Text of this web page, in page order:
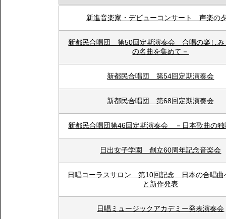
新進音楽家・デビューコンサート 声楽の
新都民合唱団 第50回定期演奏会 合唱の楽しみ
の名曲を集めて－
新都民合唱団 第54回定期演奏会
新都民合唱団 第68回定期演奏会
新都民合唱団第46回定期演奏会 －日本歌曲の独
日出女子学園 創立60周年記念音楽会
日唱コーラスサロン 第10回記念 日本の合唱曲
と新作発表
日唱ミュージックアカデミー発表演奏会